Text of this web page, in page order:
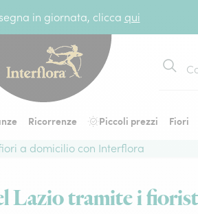
in giornata, clicca qui
Cerca
Ricorrenze Piccoli prezzi
Fiori
a domicilio con Interflora
Lazio tramite i